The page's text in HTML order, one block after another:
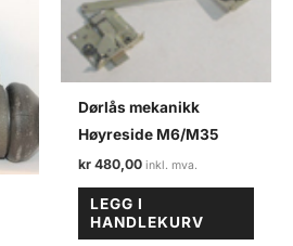
Dørlås mekanikk
Høyreside M6/M35
kr 480,00
LEGG I
HANDLEKURV